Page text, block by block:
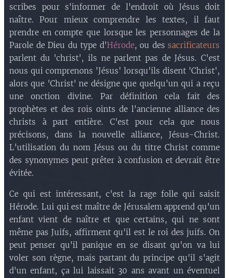
scribes pour s'informer de l'endroit où Jésus doit
naître. Pour mieux comprendre les textes, il faut
prendre en compte que lorsque les personnages de la
Parole de Dieu du type d'Hérode, ou des sacrificateurs
parlent du 'christ', ils ne parlent pas de Jésus. C'est
nous qui comprenons 'Jésus' lorsqu'ils disent 'Christ',
alors que 'Christ' ne désigne que quelqu'un qui a reçu
une onction divine. Par définition cela fait des
prophètes et des rois oints de l'ancienne alliance des
christs à part entière. C'est pour cela que nous
précisons, dans la nouvelle alliance, Jésus-Christ.
L'utilisation du nom Jésus ou du titre Christ comme
des synonymes peut prêter à confusion et devrait être
évitée.
Ce qui est intéressant, c'est la rage folle qui saisit
Hérode. Lui qui est maître de Jérusalem apprend qu'un
enfant vient de naître et que certains, qui ne sont
même pas Juifs, affirment qu'il est le roi des juifs. On
peut penser qu'il panique en se disant qu'on va lui
voler son règne, mais partant du principe qu'il s'agit
d'un enfant, ça lui laissait 30 ans avant un éventuel